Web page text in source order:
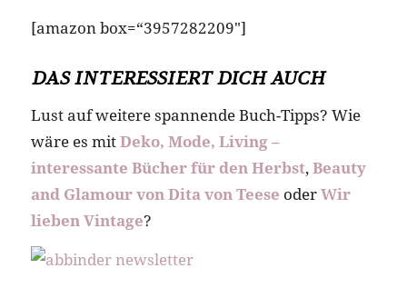
[amazon box=“3957282209″]
DAS INTERESSIERT DICH AUCH
Lust auf weitere spannende Buch-Tipps? Wie
wäre es mitDeko, Mode, Living –
interessante Bücher für den Herbst, Beauty
and Glamour von Dita von Teese oderWir
lieben Vintage?